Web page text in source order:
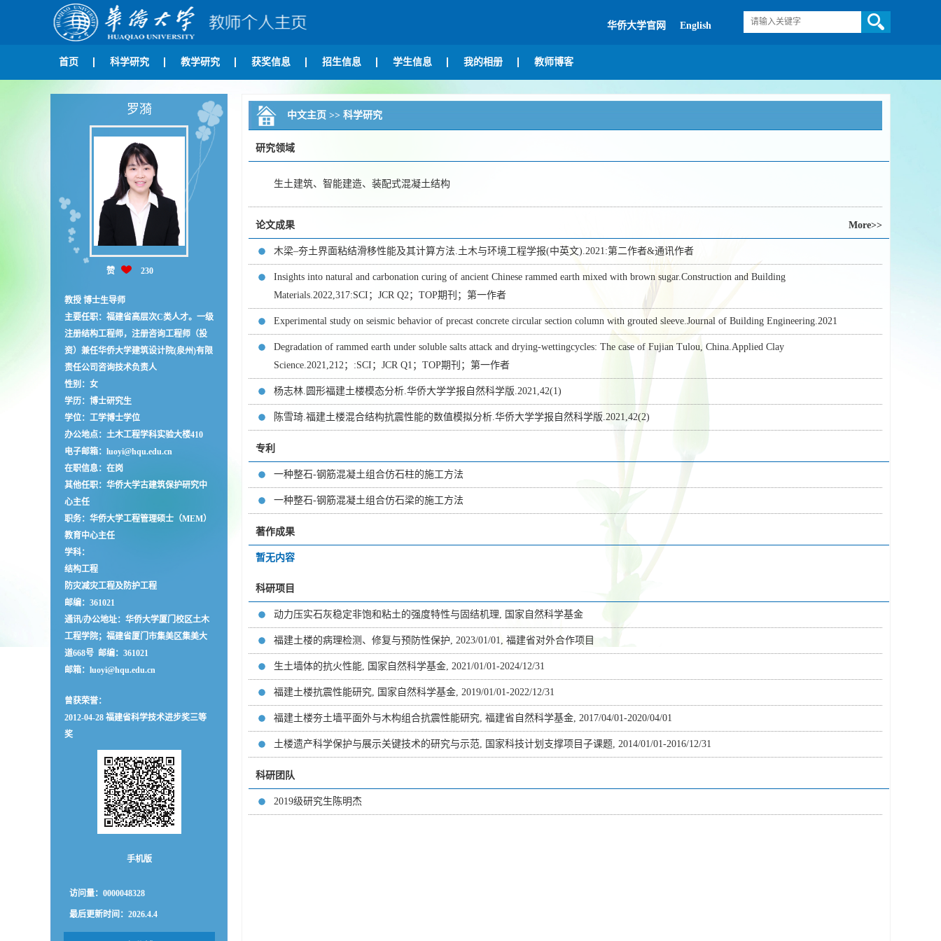
华侨大学官网 English
首页 科学研究 教学研究 获奖信息 招生信息 学生信息 我的相册 教师博客
罗漪
赞 230
教授 博士生导师
主要任职：福建省高层次C类人才。一级
注册结构工程师，注册咨询工程师（投
资）兼任华侨大学建筑设计院(泉州)有限
责任公司咨询技术负责人
性别：女
学历：博士研究生
学位：工学博士学位
办公地点：土木工程学科实验大楼410
电子邮箱： luoyi@hqu.edu.cn
在职信息：在岗
其他任职：华侨大学古建筑保护研究中
心主任
职务：华侨大学工程管理硕士（MEM）
教育中心主任
学科：
结构工程
防灾减灾工程及防护工程
邮编： 361021
通讯/办公地址： 华侨大学厦门校区土木
工程学院；福建省厦门市集美区集美大
道668号 邮编：361021
邮箱： luoyi@hqu.edu.cn
曾获荣誉：
2012-04-28 福建省科学技术进步奖三等
奖
手机版
访问量： 0000048328
最后更新时间： 2026.4.4
中文主页 >> 科学研究
研究领域
生土建筑、智能建造、装配式混凝土结构
论文成果 More>>
木梁–夯土界面粘结滑移性能及其计算方法.土木与环境工程学报(中英文).2021:第二作者&通讯作者
Insights into natural and carbonation curing of ancient Chinese rammed earth mixed with brown sugar.Construction and Building
Materials.2022,317:SCI；JCR Q2；TOP期刊；第一作者
Experimental study on seismic behavior of precast concrete circular section column with grouted sleeve.Journal of Building Engineering.2021
Degradation of rammed earth under soluble salts attack and drying-wettingcycles: The case of Fujian Tulou, China.Applied Clay
Science.2021,212；:SCI；JCR Q1；TOP期刊；第一作者
杨志林.圆形福建土楼模态分析.华侨大学学报自然科学版.2021,42(1)
陈雪琦.福建土楼混合结构抗震性能的数值模拟分析.华侨大学学报自然科学版.2021,42(2)
专利
一种整石-钢筋混凝土组合仿石柱的施工方法
一种整石-钢筋混凝土组合仿石梁的施工方法
著作成果
暂无内容
科研项目
动力压实石灰稳定非饱和粘土的强度特性与固结机理, 国家自然科学基金
福建土楼的病理检测、修复与预防性保护, 2023/01/01, 福建省对外合作项目
生土墙体的抗火性能, 国家自然科学基金, 2021/01/01-2024/12/31
福建土楼抗震性能研究, 国家自然科学基金, 2019/01/01-2022/12/31
福建土楼夯土墙平面外与木构组合抗震性能研究, 福建省自然科学基金, 2017/04/01-2020/04/01
土楼遗产科学保护与展示关键技术的研究与示范, 国家科技计划支撑项目子课题, 2014/01/01-2016/12/31
科研团队
2019级研究生陈明杰